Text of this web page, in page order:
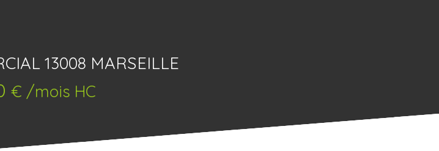
13008 MARSEILLE
€ /mois HC